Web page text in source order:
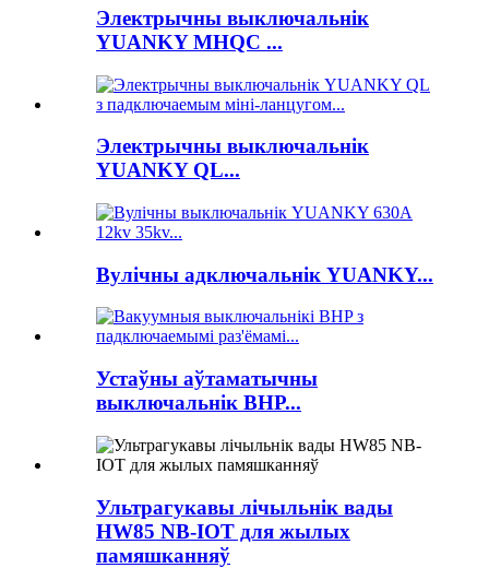
Электрычны выключальнік
YUANKY MHQC ...
Электрычны выключальнік
YUANKY QL...
Вулічны адключальнік YUANKY...
Устаўны аўтаматычны
выключальнік BHP...
Ультрагукавы лічыльнік вады
HW85 NB-IOT для жылых
памяшканняў